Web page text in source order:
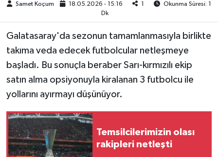
Samet Koçum 18.05.2026 - 15:16 1
Okunma Süresi: 1
Dk
Galatasaray'da sezonun tamamlanmasıyla birlikte
takıma veda edecek futbolcular netleşmeye
başladı. Bu sonuçla beraber Sarı-kırmızılı ekip
satın alma opsiyonuyla kiralanan 3 futbolcu ile
yollarını ayırmayı düşünüyor.
Temsilcilerimizin olası
rakipleri netleşti
Sinemalar
Siyaset
Spor
Teknoloji
Türkiye
Video Haber